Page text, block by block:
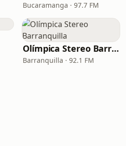
Bucaramanga · 97.7 FM
Olímpica Stereo Barranquilla
Barranquilla · 92.1 FM